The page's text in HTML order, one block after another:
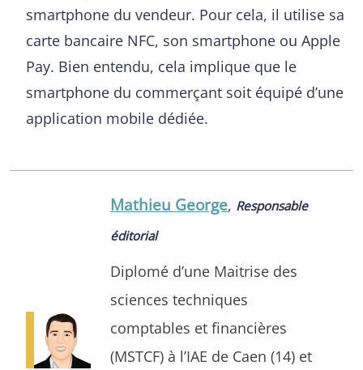
smartphone du vendeur. Pour cela, il utilise sa
carte bancaire NFC, son smartphone ou Apple
Pay. Bien entendu, cela implique que le
smartphone du commerçant soit équipé d’une
application mobile dédiée.
Mathieu George, Responsable
éditorial
Diplomé d’une Maitrise des
sciences techniques
comptables et financières
(MSTCF) à l’IAE de Caen (14) et